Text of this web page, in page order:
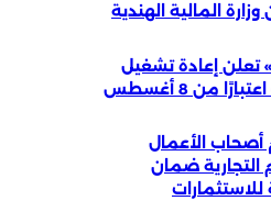
المالية الهندية
تعلن إعادة تشغيل
من 8 أغسطس
أصحاب الأعمال
ضمان
للاستثمارات